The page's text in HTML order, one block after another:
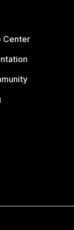
Center